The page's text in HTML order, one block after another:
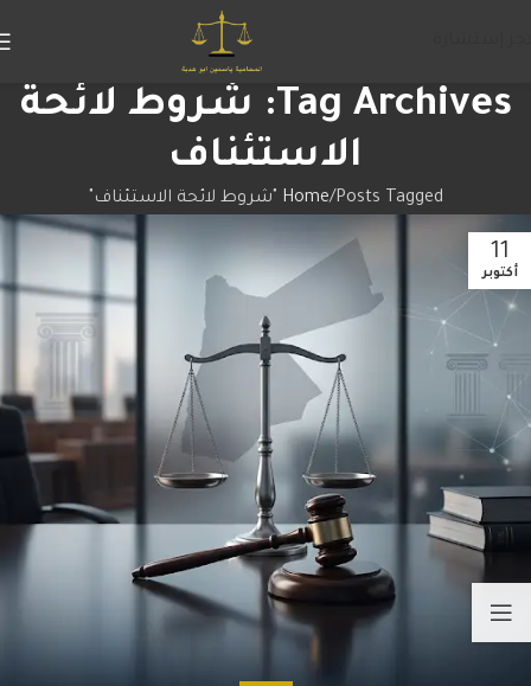
Tag Archives: شروط لائحة
الاستئناف
Home Posts Tagged "شروط لائحة الاستئناف"
11
أكتوبر